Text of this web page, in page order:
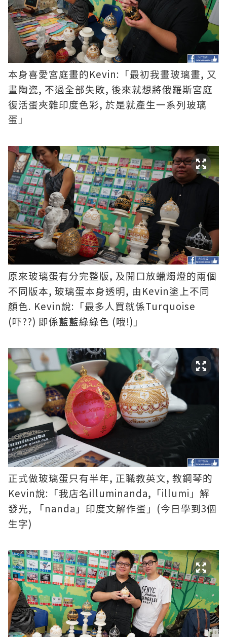
本身喜愛宮庭畫的Kevin: 「最初我畫玻璃畫, 又
畫陶瓷, 不過全部失敗, 後來就想將俄羅斯宮庭
復活蛋夾雜印度色彩, 於是就產生一系列玻璃
蛋」
原來玻璃蛋有分完整版, 及開口放蠟燭燈的兩個
不同版本, 玻璃蛋本身透明 , 由 Kevin塗上不同
顏色. Kevin說: 「最多人買就係Turquoise
(吓??) 即係藍藍綠綠色 (哦!) 」
正式做玻璃蛋只有半年, 正職教英文, 教鋼琴的
Kevin說: 「我店名illuminanda, 「 illumi 」解
發光, 「 nanda 」印度文解作蛋」 (今日學到 3個
生字)